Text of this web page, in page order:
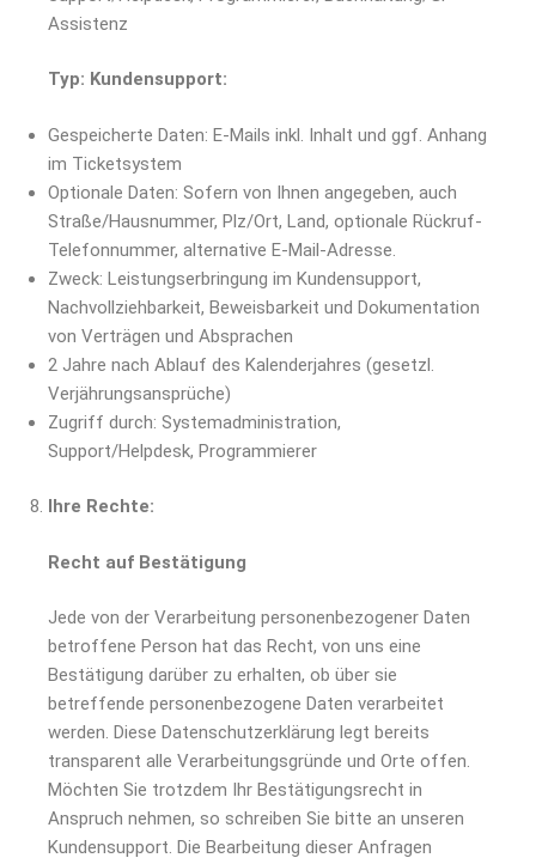
Assistenz
Typ: Kundensupport:
Gespeicherte Daten: E-Mails inkl. Inhalt und ggf. Anhang
im Ticketsystem
Optionale Daten: Sofern von Ihnen angegeben, auch
Straße/Hausnummer, Plz/Ort, Land, optionale Rückruf-
Telefonnummer, alternative E-Mail-Adresse.
Zweck: Leistungserbringung im Kundensupport,
Nachvollziehbarkeit, Beweisbarkeit und Dokumentation
von Verträgen und Absprachen
2 Jahre nach Ablauf des Kalenderjahres (gesetzl.
Verjährungsansprüche)
Zugriff durch: Systemadministration,
Support/Helpdesk, Programmierer
Ihre Rechte:
Recht auf Bestätigung
Jede von der Verarbeitung personenbezogener Daten
betroffene Person hat das Recht, von uns eine
Bestätigung darüber zu erhalten, ob über sie
betreffende personenbezogene Daten verarbeitet
werden. Diese Datenschutzerklärung legt bereits
transparent alle Verarbeitungsgründe und Orte offen.
Möchten Sie trotzdem Ihr Bestätigungsrecht in
Anspruch nehmen, so schreiben Sie bitte an unseren
Kundensupport. Die Bearbeitung dieser Anfragen